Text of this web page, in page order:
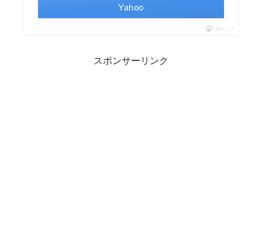
Yahoo
ポチップ
スポンサーリンク